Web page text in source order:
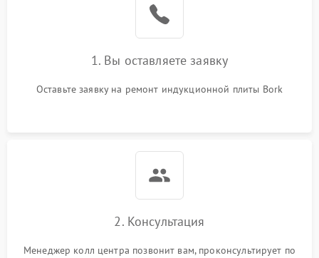
1. Вы оставляете заявку
Оставьте заявку на ремонт индукционной плиты Bork
2. Консультация
Менеджер колл центра позвонит вам, проконсультирует по